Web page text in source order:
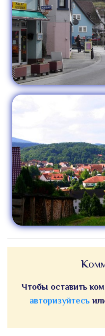
Чтобы оставить
авторизуйтесь